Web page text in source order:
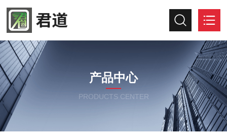
产品中心
PRODUCTS CENTER